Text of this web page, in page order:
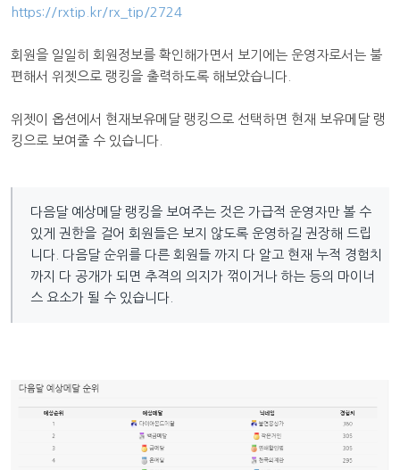
https://rxtip.kr/rx_tip/2724
회원을 일일히 회원정보를 확인해가면서 보기에는 운영자로서는 불
편해서 위젯으로 랭킹을 출력하도록 해보았습니다.
위젯이 옵션에서 현재보유메달 랭킹으로 선택하면 현재 보유메달 랭
킹으로 보여줄 수 있습니다.
다음달 예상메달 랭킹을 보여주는 것은 가급적 운영자만 볼 수
있게 권한을 걸어 회원들은 보지 않도록 운영하길 권장해 드립
니다. 다음달 순위를 다른 회원들 까지 다 알고 현재 누적 경험치
까지 다 공개가 되면 추격의 의지가 꺾이거나 하는 등의 마이너
스 요소가 될 수 있습니다.